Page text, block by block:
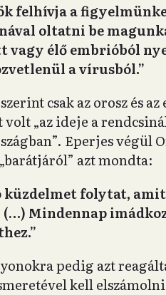
felhívja a
oltatni be
vagy élő embrióból
a vírusból.”
csak az orosz és
„az ideje a
Eperjes
azt mondta:
folytat,
Mindennap
pedig azt
kell